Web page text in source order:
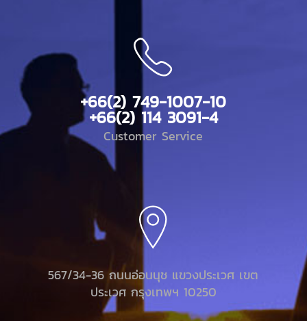
+66(2) 749-1007-10
+66(2) 114 3091-4
Customer Service
567/34-36 ถนนอ่อนนุช แขวงประเวศ เขต
ประเวศ กรุงเทพฯ 10250